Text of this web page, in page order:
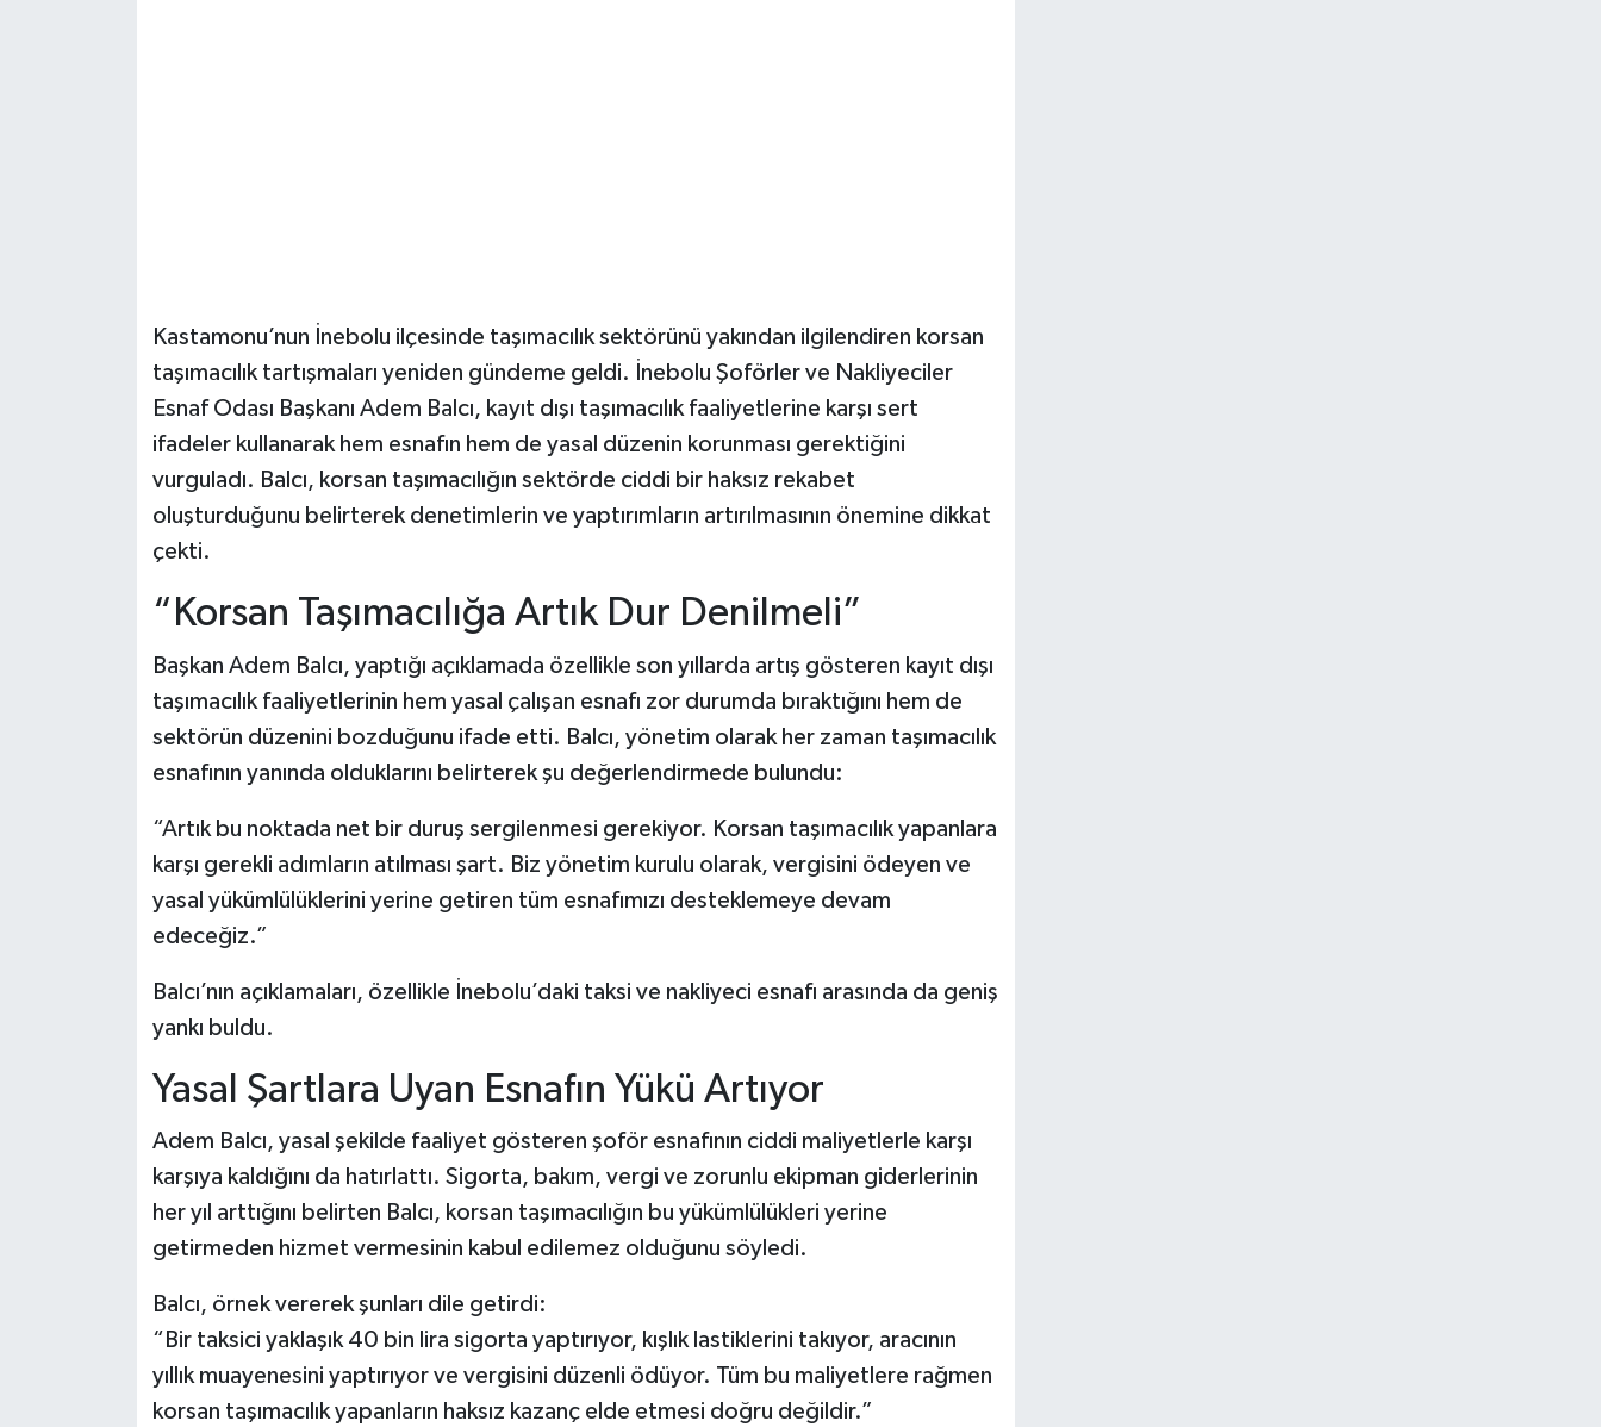
Kastamonu’nun İnebolu ilçesinde taşımacılık sektörünü yakından ilgilendiren korsan
taşımacılık tartışmaları yeniden gündeme geldi. İnebolu Şoförler ve Nakliyeciler
Esnaf Odası Başkanı Adem Balcı, kayıt dışı taşımacılık faaliyetlerine karşı sert
ifadeler kullanarak hem esnafın hem de yasal düzenin korunması gerektiğini
vurguladı. Balcı, korsan taşımacılığın sektörde ciddi bir haksız rekabet
oluşturduğunu belirterek denetimlerin ve yaptırımların artırılmasının önemine dikkat
çekti.
“Korsan Taşımacılığa Artık Dur Denilmeli”
Başkan Adem Balcı, yaptığı açıklamada özellikle son yıllarda artış gösteren kayıt dışı
taşımacılık faaliyetlerinin hem yasal çalışan esnafı zor durumda bıraktığını hem de
sektörün düzenini bozduğunu ifade etti. Balcı, yönetim olarak her zaman taşımacılık
esnafının yanında olduklarını belirterek şu değerlendirmede bulundu:
“Artık bu noktada net bir duruş sergilenmesi gerekiyor. Korsan taşımacılık yapanlara
karşı gerekli adımların atılması şart. Biz yönetim kurulu olarak, vergisini ödeyen ve
yasal yükümlülüklerini yerine getiren tüm esnafımızı desteklemeye devam
edeceğiz.”
Balcı’nın açıklamaları, özellikle İnebolu’daki taksi ve nakliyeci esnafı arasında da geniş
yankı buldu.
Yasal Şartlara Uyan Esnafın Yükü Artıyor
Adem Balcı, yasal şekilde faaliyet gösteren şoför esnafının ciddi maliyetlerle karşı
karşıya kaldığını da hatırlattı. Sigorta, bakım, vergi ve zorunlu ekipman giderlerinin
her yıl arttığını belirten Balcı, korsan taşımacılığın bu yükümlülükleri yerine
getirmeden hizmet vermesinin kabul edilemez olduğunu söyledi.
Balcı, örnek vererek şunları dile getirdi:
“Bir taksici yaklaşık 40 bin lira sigorta yaptırıyor, kışlık lastiklerini takıyor, aracının
yıllık muayenesini yaptırıyor ve vergisini düzenli ödüyor. Tüm bu maliyetlere rağmen
korsan taşımacılık yapanların haksız kazanç elde etmesi doğru değildir.”
Teknoloji Haberleri
Siyaset Haberleri
Dünya Haberleri
Yerel Haberler
Haber Arşivi